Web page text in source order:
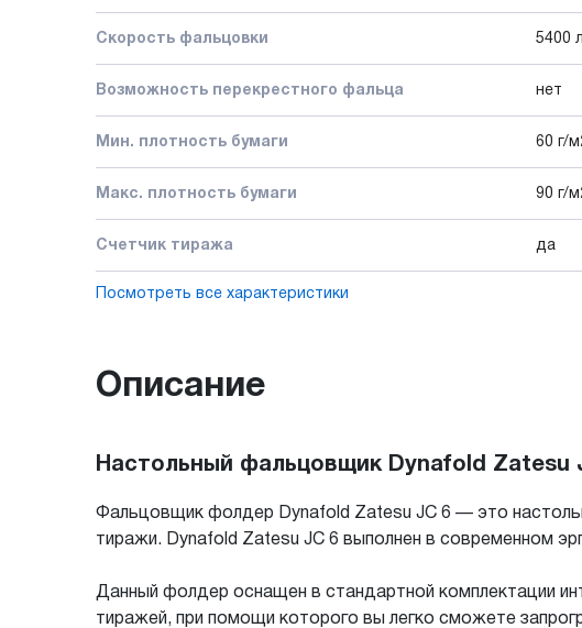
Скорость фальцовки 5400
Возможность перекрестного фальца нет
Мин. плотность бумаги 60 г/
Макс. плотность бумаги 90 г/
Счетчик тиража да
Посмотреть все характеристики
Описание
Настольный фальцовщик Dynafold Zatesu
Фальцовщик фолдер Dynafold Zatesu JC 6 — это
тиражи. Dynafold Zatesu JC 6 выполнен в современном
Данный фолдер оснащен в стандартной комплектации
тиражей, при помощи которого вы легко сможете